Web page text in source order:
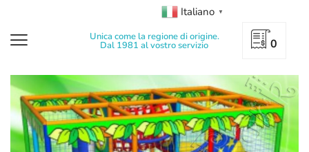
Italiano ▼
Unica come la regione di origine.
Dal 1981 al vostro servizio 0